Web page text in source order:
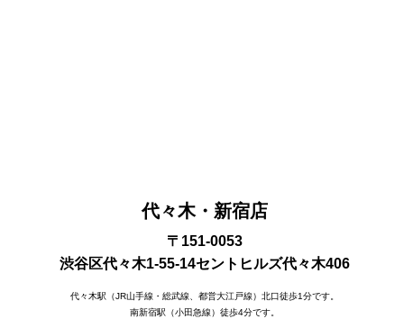
代々木・新宿店
〒151-0053
渋谷区代々木1-55-14セントヒルズ代々木406
代々木駅（JR山手線・総武線、都営大江戸線）北口徒歩1分です。
南新宿駅（小田急線）徒歩4分です。